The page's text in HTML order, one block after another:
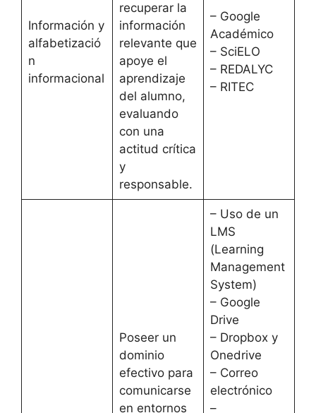
Información y
alfabetizació
n
informacional
recuperar la
información
relevante que
apoye el
aprendizaje
del alumno,
evaluando
con una
actitud crítica
y
responsable.
– Google
Académico
– SciELO
– REDALYC
– RITEC
Poseer un
dominio
efectivo para
comunicarse
en entornos
– Uso de un
LMS
(Learning
Management
System)
– Google
Drive
– Dropbox y
Onedrive
– Correo
electrónico
–